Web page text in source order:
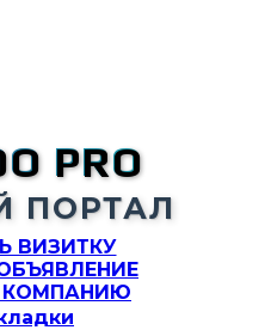
PRO
ПОРТАЛ
ВИЗИТКУ
КОМПАНИЮ